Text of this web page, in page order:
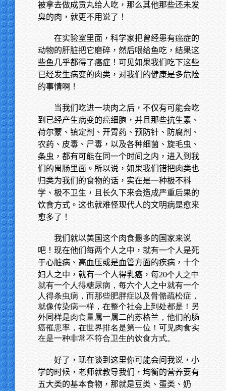
被拿去做成贡丸给人吃，那么其他那些还未发
臭的肉，就更不用说了！
在实验室里面，科学家把曾经患有癌症的
动物的肝脏把它磨碎，然后喂给鱼吃，结果这
些鱼几乎都得了癌症！可见如果我们吃下这些
已经发生病变的肉类，对我们的健康是多危险
的事情啊！
当我们吃进一块肉之后，不仅有可能会吃
到已经产生病变的癌细胞，并且那些抗生素、
荷尔蒙、镇定剂、开胃药、预防针、防腐剂、
农药、皮毒、尸毒，以及各种细菌、旋毛虫、
条虫，都有可能在同一个时间之内，进入到我
们的胃肠里面。所以说，如果我们错把肉类也
归类为我们的食物的话，实在是一种极不科
学、极不卫生，且长久下来会造成严重后果的
饮食方式。这也就难怪现代人的文明病是愈来
愈多了！
我们就以美国这个肉食最多的国家来说
吧！现在他们每两个人之中，就有一个人是死
于心脏病、高血压或是血管方面的疾病，十个
妇人之中，就有一个人得乳癌，每20个人之中
就有一个人得糖尿病，每六个人之中就有一个
人得条虫病，而那些肥胖症以及骨骼疏松症，
就像传染病一样，在整个社会上到处都是！另
外同样是肉食量属一属二的苏格兰，他们的肠
癌罹患率，在世界排名是第一位！可见肉食实
在是一种非常不符合卫生的饮食方式。
好了，现在谈到这里你可能会问我说，小
学的时候，老师就教导我们，均衡的营养要有
五大类的基本食物，那就是豆类、蛋类、奶